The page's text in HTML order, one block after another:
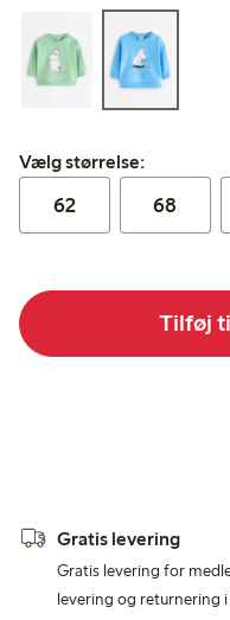
Vælg størrelse:
Vælg størrelse:
62 68
Tilføj
Gratis levering
Gratis levering for
levering og returnering